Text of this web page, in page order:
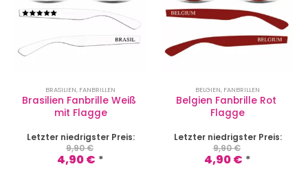
BRASILIEN, FANBRILLEN
Brasilien Fanbrille Weiß
mit Flagge
Letzter niedrigster Preis:
9,90€
4,90€ *
BELGIEN, FANBRILLEN
Belgien Fanbrille Rot
Flagge
Letzter niedrigster Preis:
9,90€
4,90€ *